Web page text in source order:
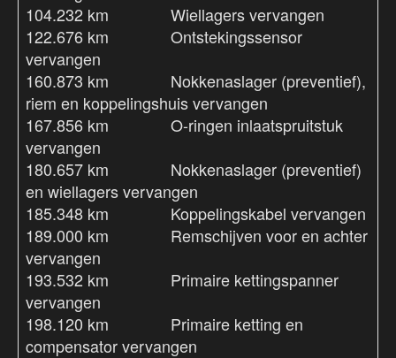
104.232 km Wiellagers vervangen
122.676 km Ontstekingssensor
vervangen
160.873 km Nokkenaslager (preventief),
riem en koppelingshuis vervangen
167.856 km O-ringen inlaatspruitstuk
vervangen
180.657 km Nokkenaslager (preventief)
en wiellagers vervangen
185.348 km Koppelingskabel vervangen
189.000 km Remschijven voor en achter
vervangen
193.532 km Primaire kettingspanner
vervangen
198.120 km Primaire ketting en
compensator vervangen